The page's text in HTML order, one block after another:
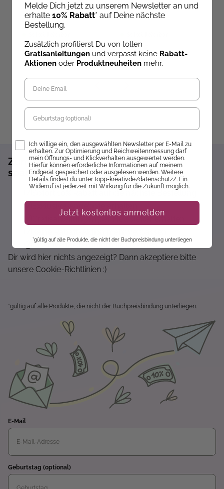
HOW TO: HÄKELN
20,00 €
Materialset Häkeln
lernen
29,81 €
Zum Newsletter anmelden und 10%
sparen!*
Sofort 10% Rabatt auf die nächste Bestellung
Über Neuheiten informiert werden
Dir wird hier nichts angezeigt? Dann akzeptiere bitte
unsere Cookie-Richtlinien :)
*gültig auf alle Produkte, die nicht der Buchpreisbindung unterliegen.
E-Mail
Geburtstag (optional)
Melde Dich jetzt zu unserem Newsletter an und
erhalte 10% Rabatt* auf Deine nächste
Bestellung.
Zusätzlich profitierst Du von tollen
Gratisanleitungen und verpasst keine Rabatt-
Aktionen oder Produktneuheiten mehr.
Geburtstag
Opt-InIch willige ein, den ausgewählten Newsletter per E-Mail zu
erhalten. Zur Optimierung und Reichweitenmessung darf
mein Öffnungs- und Klickverhalten ausgewertet werden.
Hierfür können erforderliche Informationen auf meinem
Endgerät gespeichert oder ausgelesen werden. Weitere
Details findest du unter topp-kreativ.de/datenschutz/. Ein
Widerruf ist jederzeit mit Wirkung für die Zukunft möglich.
Jetzt kostenlos anmelden
*gültig auf alle Produkte, die nicht der Buchpreisbindung unterliegen